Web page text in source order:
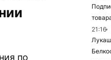
по
21:16